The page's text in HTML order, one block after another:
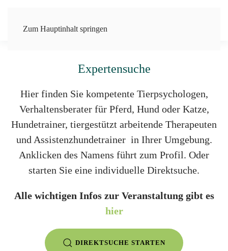
Zum Hauptinhalt springen
Expertensuche
Hier finden Sie kompetente Tierpsychologen,
Verhaltensberater für Pferd, Hund oder Katze,
Hundetrainer, tiergestützt arbeitende Therapeuten
und Assistenzhundetrainer in Ihrer Umgebung.
Anklicken des Namens führt zum Profil. Oder
starten Sie eine individuelle Direktsuche.
Alle wichtigen Infos zur Veranstaltung gibt es
hier
DIREKTSUCHE STARTEN